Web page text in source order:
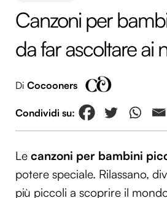
Canzoni per
da far ascoltare ai
Di Cocooners
Le canzoni per bambini
potere speciale. Rilassano,
più piccoli a scoprire il